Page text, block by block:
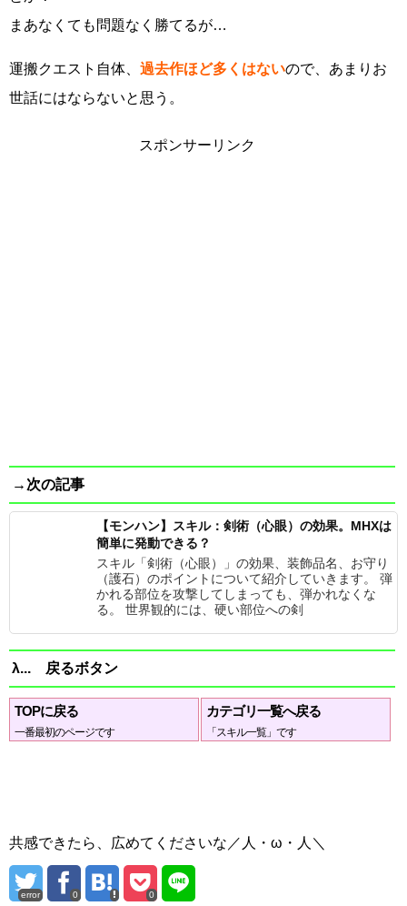
まあなくても問題なく勝てるが…
運搬クエスト自体、 過去作ほど多くはないので、あまりお
世話にはならないと思う。
スポンサーリンク
→次の記事
【モンハン】スキル：剣術（心眼）の効果。MHXは
簡単に発動できる？
スキル「剣術（心眼）」の効果、装飾品名、お守り
（護石）のポイントについて紹介していきます。 弾
かれる部位を攻撃してしまっても、弾かれなくな
る。 世界観的には、硬い部位への剣
λ... 戻るボタン
TOPに戻る
一番最初のページです
カテゴリ一覧へ戻る
「スキル一覧」です
共感できたら、広めてくださいな／人・ω・人＼
error 0 0